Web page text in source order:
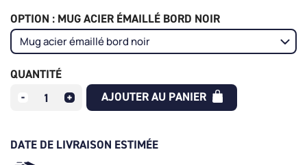
OPTION : MUG ACIER ÉMAILLÉ BORD NOIR
QUANTITÉ
AJOUTER AU PANIER
DATE DE LIVRAISON ESTIMÉE